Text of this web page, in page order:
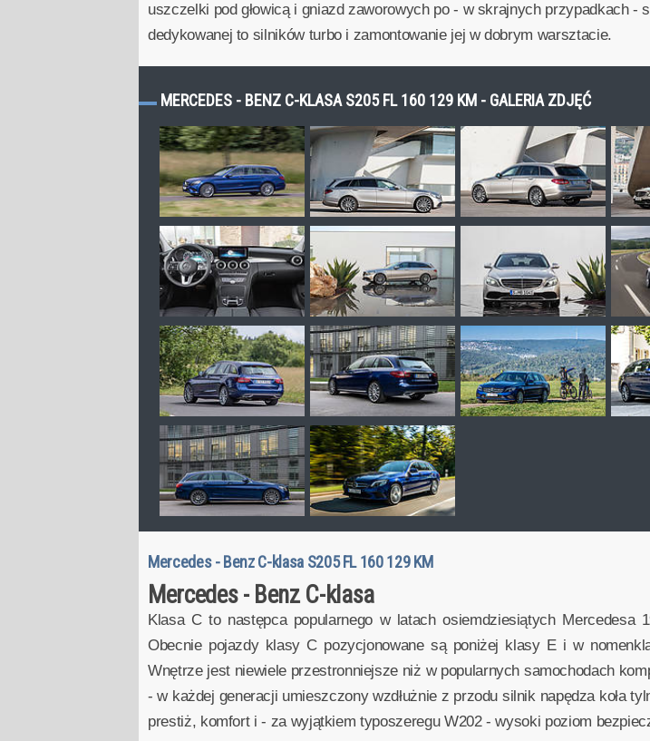
uszczelki pod głowicą i gniazd zaworowych po - w skrajnych przypadkach -
dedykowanej to silników turbo i zamontowanie jej w dobrym warsztacie.
MERCEDES - BENZ C-KLASA S205 FL 160 129 KM - GALERIA ZDJĘĆ
Mercedes - Benz C-klasa S205 FL 160 129 KM
Mercedes - Benz C-klasa
Klasa C to następca popularnego w latach osiemdziesiątych
Obecnie pojazdy klasy C pozycjonowane są poniżej klasy E i w
Wnętrze jest niewiele przestronniejsze niż w popularnych samochodach
- w każdej generacji umieszczony wzdłużnie z przodu silnik napędza koła
prestiż, komfort i - za wyjątkiem typoszeregu W202 - wysoki poziom